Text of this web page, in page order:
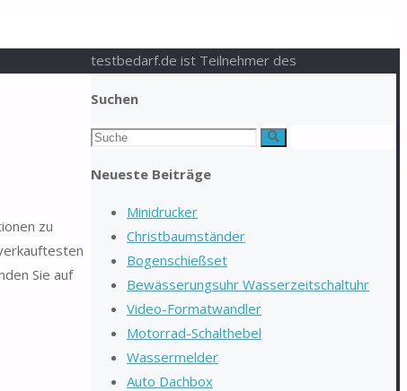
zu
Sie auf
Suchen
Suchen
Suche
Neueste Beiträge
Minidrucker
Christbaumständer
Bogenschießset
Bewässerungsuhr Wasserzeitschaltuhr
Video-Formatwandler
Motorrad-Schalthebel
Wassermelder
Auto Dachbox
testbedarf.de ist Teilnehmer des